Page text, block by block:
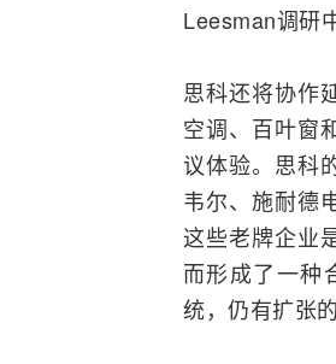
Leesman调研
思科还将协作
空调、百叶窗
议体验。思科
韦尔、施耐德
这些老牌企业
而形成了一种
统，仍有扩张